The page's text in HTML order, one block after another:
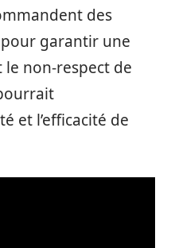
des
pour garantir une
non-respect de
et l’efficacité de